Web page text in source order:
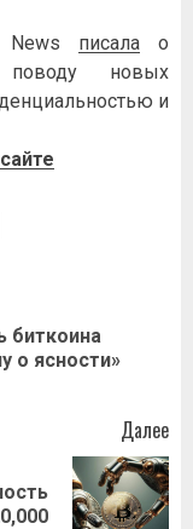
News писалао
поводу новых
и
биткоина
о ясности»
Далее